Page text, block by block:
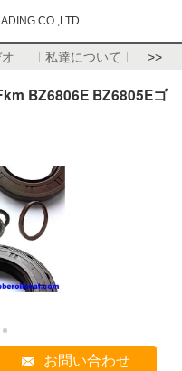
CO.,LTD
私達について >>
BZ6806E BZ6805Eゴ
お問い合わせ